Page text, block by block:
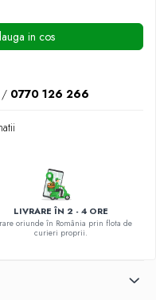
in cos
/ 0770 126 266
LIVRARE ÎN 2 - 4 ORE
oriunde în România prin flota de
curieri proprii.